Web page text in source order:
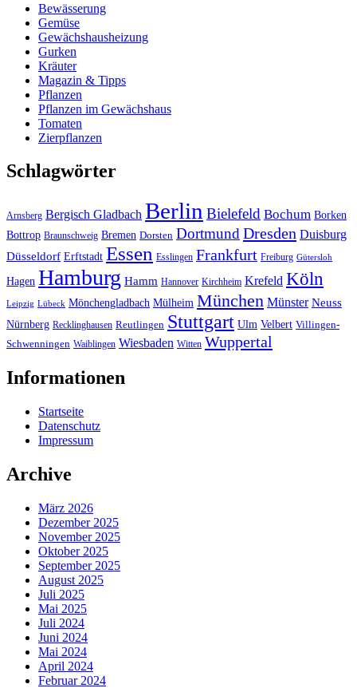
Bewässerung
Gemüse
Gewächshausheizung
Gurken
Kräuter
Magazin & Tipps
Pflanzen
Pflanzen im Gewächshaus
Tomaten
Zierpflanzen
Schlagwörter
Arnsberg Bergisch Gladbach Berlin Bielefeld Bochum Borken
Bottrop Braunschweig Bremen Dorsten DortmundDresden Duisburg
Düsseldorf Erftstadt Essen Esslingen Frankfurt Freiburg Gütersloh
Hagen Hamburg Hamm Hannover Kirchheim Krefeld Köln
Leipzig Lübeck Mönchengladbach Mülheim München Münster Neuss
Nürnberg Recklinghausen Reutlingen Stuttgart Ulm Velbert Villingen-
Schwenningen Waiblingen Wiesbaden Witten Wuppertal
Informationen
Startseite
Datenschutz
Impressum
Archive
März 2026
Dezember 2025
November 2025
Oktober 2025
September 2025
August 2025
Juli 2025
Mai 2025
Juli 2024
Juni 2024
Mai 2024
April 2024
Februar 2024